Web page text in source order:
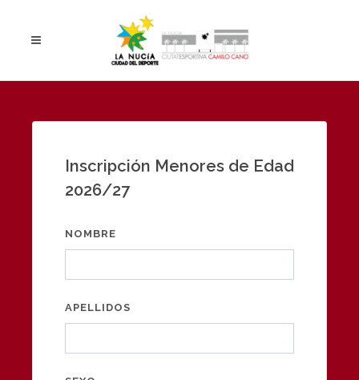
Inscripción Menores de Edad
2026/27
NOMBRE
APELLIDOS